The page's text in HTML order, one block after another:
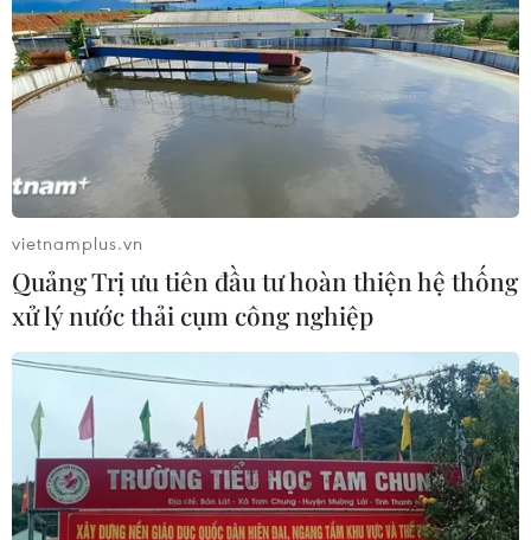
TIN LIÊN QUAN
NATO tìm kiếm cơ chế tránh xung đột ở
Đông Địa Trung Hải
28/08/2020 00:17
NATO đang cân nhắc các biện pháp tránh nguy cơ
vietnamplus.vn
Quảng Trị ưu tiên đầu tư hoàn thiện hệ thống
xử lý nước thải cụm công nghiệp